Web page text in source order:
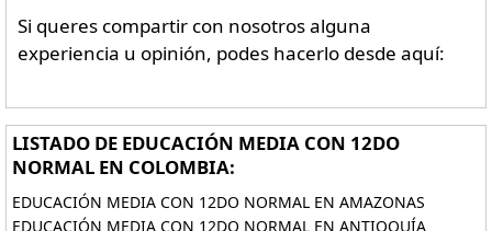
Si queres compartir con nosotros alguna
experiencia u opinión, podes hacerlo desde aquí:
LISTADO DE EDUCACIÓN MEDIA CON 12DO
NORMAL EN COLOMBIA:
EDUCACIÓN MEDIA CON 12DO NORMAL EN AMAZONAS
EDUCACIÓN MEDIA CON 12DO NORMAL EN ANTIOQUÍA